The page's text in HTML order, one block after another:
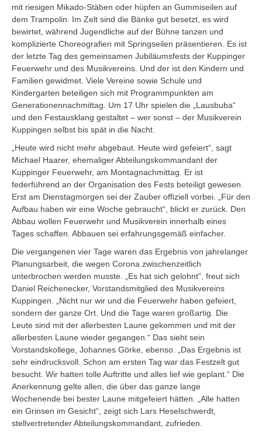
mit riesigen Mikado-Stäben oder hüpfen an Gummiseilen auf
dem Trampolin. Im Zelt sind die Bänke gut besetzt, es wird
bewirtet, während Jugendliche auf der Bühne tanzen und
komplizierte Choreografien mit Springseilen präsentieren. Es ist
der letzte Tag des gemeinsamen Jubiläumsfests der Kuppinger
Feuerwehr und des Musikvereins. Und der ist den Kindern und
Familien gewidmet. Viele Vereine sowie Schule und
Kindergarten beteiligen sich mit Programmpunkten am
Generationennachmittag. Um 17 Uhr spielen die „Lausbuba“
und den Festausklang gestaltet – wer sonst – der Musikverein
Kuppingen selbst bis spät in die Nacht.
„Heute wird nicht mehr abgebaut. Heute wird gefeiert“, sagt
Michael Haarer, ehemaliger Abteilungskommandant der
Kuppinger Feuerwehr, am Montagnachmittag. Er ist
federführend an der Organisation des Fests beteiligt gewesen.
Erst am Dienstagmorgen sei der Zauber offiziell vorbei. „Für den
Aufbau haben wir eine Woche gebraucht“, blickt er zurück. Den
Abbau wollen Feuerwehr und Musikverein innerhalb eines
Tages schaffen. Abbauen sei erfahrungsgemäß einfacher.
Die vergangenen vier Tage waren das Ergebnis von jahrelanger
Planungsarbeit, die wegen Corona zwischenzeitlich
unterbrochen werden musste. „Es hat sich gelohnt“, freut sich
Daniel Reichenecker, Vorstandsmitglied des Musikvereins
Kuppingen. „Nicht nur wir und die Feuerwehr haben gefeiert,
sondern der ganze Ort. Und die Tage waren großartig. Die
Leute sind mit der allerbesten Laune gekommen und mit der
allerbesten Laune wieder gegangen.“ Das sieht sein
Vorstandskollege, Johannes Görke, ebenso. „Das Ergebnis ist
sehr eindrucksvoll. Schon am ersten Tag war das Festzelt gut
besucht. Wir hatten tolle Auftritte und alles lief wie geplant.“ Die
Anerkennung gelte allen, die über das ganze lange
Wochenende bei bester Laune mitgefeiert hätten. „Alle hatten
ein Grinsen im Gesicht“, zeigt sich Lars Heselschwerdt,
stellvertretender Abteilungskommandant, zufrieden.